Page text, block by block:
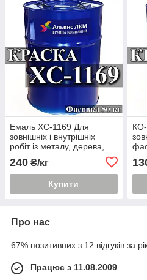
Емаль ХС-1169 Для
зовнішніх і внутрішніх
робіт із металу, дерева,
240 ₴/кг
Купити
Про нас
67% позитивних з 12 відгуків за
Працює з 11.08.2009